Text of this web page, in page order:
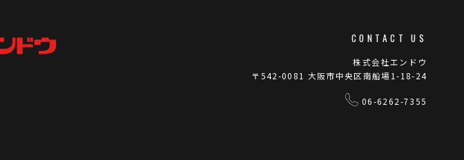
CONTACT US
株式会社エンドウ
〒542-0081 大阪市中央区南船場1-18-24
06-6262-7355